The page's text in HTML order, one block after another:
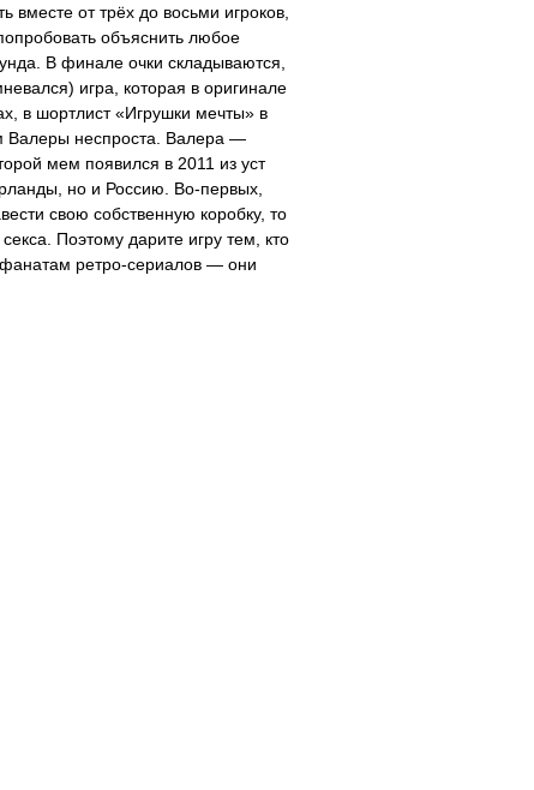
от трёх до восьми игроков,
объяснить любое
В финале очки складываются,
игра, которая в оригинале
в шортлист «Игрушки мечты» в
Валеры неспроста. Валера —
мем появился в 2011 из уст
но и Россию. Во-первых,
свою собственную коробку, то
Поэтому дарите игру тем, кто
фанатам ретро-сериалов — они